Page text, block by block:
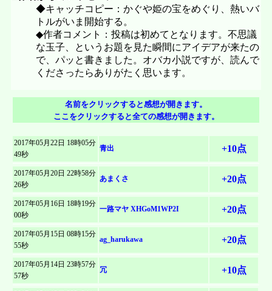
◆キャッチコピー：かぐや姫の宝をめぐり、熱いバ
トルがいま開始する。
◆作者コメント：投稿は初めてとなります。不思議
な玉子、というお題を見た瞬間にアイデアが来たの
で、パッと書きました。オバカ小説ですが、読んで
くださったらありがたく思います。
名前をクリックすると感想が開きます。
ここをクリックすると全ての感想が開きます。
2017年05月22日 18時05分
49秒
青出 +10点
砂浜さん、こんにちは。期間中は拙作に感想を書いてくださり、
嬉しかったです。どうもありがとうございました。
御作『子安貝デッドスピード』を拝読しました。個人的に感じた
点を述べさせていただこうと思います。
「不思議な卵」というお題でかぐや姫のツバメの子安貝を思いつ
かれた発想に、まず拍手をお送りしたいです。かぐや姫はお話とし
て知ってはいるのですが、５人の貴公子の場面はあやふやだったの
で、「そうか、こういうお話だったのか」と楽しんで読ませていた
だきました。かぐや姫を日本最古のＳＦととらえる向きもあるよう
で、お話が作られて１０００年以上を経た今もさまざまな形で味わ
2017年05月20日 22時58分
26秒
あまくさ +20点
あまくさです。期間中、拙作にご感想を頂き有難うございました。
感想返しにお伺いしました。
竹取物語のパロディですね。あれは原作が良くできた話なので、御
作はそれにやや興趣が寄りかかっている部分はあるように思いま
す。ただ、燕の子安貝のくだりからどんどん意表をつく展開になっ
ていくあたりに、作者様のオリジナリティを感じました。
他の方も書かれていましたが、中納言の生悟りのようなドヤ顔にか
2017年05月16日 18時19分
00秒
一路マヤ XHGoM1WP2I +20点
こんにちは、一路マヤことmayaと申します｡
先日は拙作に感想をありがとうございました｡
どうでもいい話から始めて恐縮なのですが、そういや『かぐや姫』
2017年05月15日 08時15分
55秒
ag_harukawa +20点
砂浜 様
なるほど、物語を起こし、結ぶ。
2017年05月14日 23時57分
57秒
冗 +10点